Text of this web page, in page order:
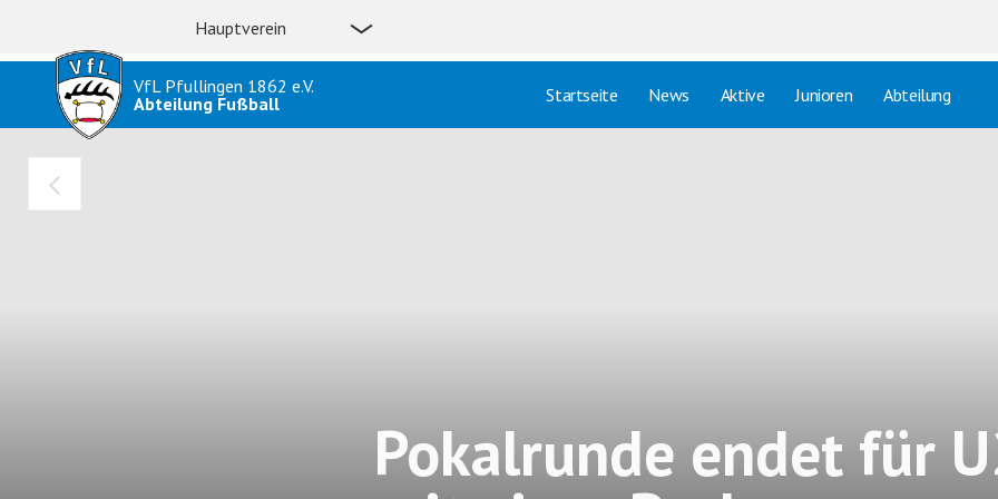
VfL Pfullingen 1862 e.V.
Abteilung Fußball
Hauptverein
Startseite News Aktive Junioren Abteilung
Pokalrunde endet für